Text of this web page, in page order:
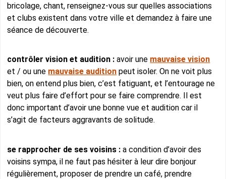
bricolage, chant, renseignez-vous sur quelles associations
et clubs existent dans votre ville et demandez à faire une
séance de découverte.
contrôler vision et audition :avoir une mauvaise vision
et / ou une mauvaise audition peut isoler. On ne voit plus
bien, on entend plus bien, c’est fatiguant, et l’entourage ne
veut plus faire d’effort pour se faire comprendre. Il est
donc important d’avoir une bonne vue et audition car il
s’agit de facteurs aggravants de solitude.
se rapprocher de ses voisins :a condition d’avoir des
voisins sympa, il ne faut pas hésiter à leur dire bonjour
régulièrement, proposer de prendre un café, prendre